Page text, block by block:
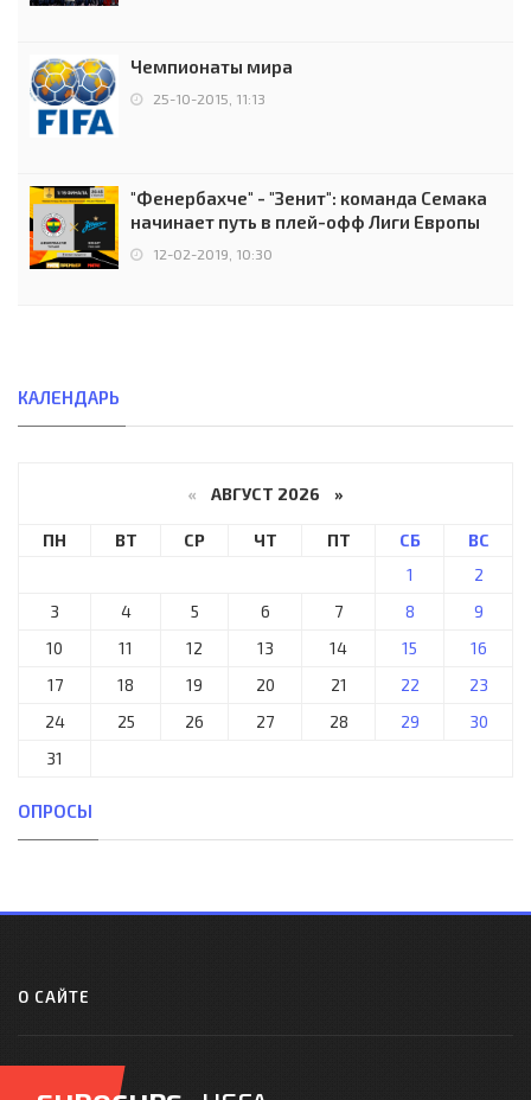
Чемпионаты мира
25-10-2015, 11:13
"Фенербахче" - "Зенит": команда Семака
начинает путь в плей-офф Лиги Европы
12-02-2019, 10:30
КАЛЕНДАРЬ
« АВГУСТ 2026 »
ПН ВТ СР ЧТ ПТ СБ
ВС
1
2
3
4 5 6 7 8
9
10
11 12 13 14 15
16
17
18 19 20 21 22
23
24
25 26 27 28 29
30
31
ОПРОСЫ
О САЙТЕ